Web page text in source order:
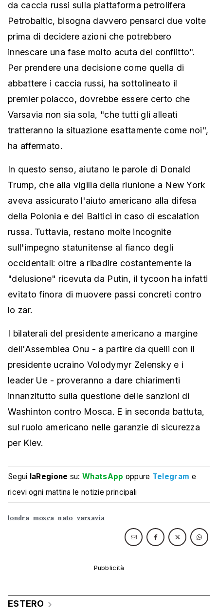
da caccia russi sulla piattaforma petrolifera
Petrobaltic, bisogna davvero pensarci due volte
prima di decidere azioni che potrebbero
innescare una fase molto acuta del conflitto".
Per prendere una decisione come quella di
abbattere i caccia russi, ha sottolineato il
premier polacco, dovrebbe essere certo che
Varsavia non sia sola, "che tutti gli alleati
tratteranno la situazione esattamente come noi",
ha affermato.
In questo senso, aiutano le parole di Donald
Trump, che alla vigilia della riunione a New York
aveva assicurato l'aiuto americano alla difesa
della Polonia e dei Baltici in caso di escalation
russa. Tuttavia, restano molte incognite
sull'impegno statunitense al fianco degli
occidentali: oltre a ribadire costantemente la
"delusione" ricevuta da Putin, il tycoon ha infatti
evitato finora di muovere passi concreti contro
lo zar.
I bilaterali del presidente americano a margine
dell'Assemblea Onu - a partire da quelli con il
presidente ucraino Volodymyr Zelensky e i
leader Ue - proveranno a dare chiarimenti
innanzitutto sulla questione delle sanzioni di
Washinton contro Mosca. E in seconda battuta,
sul ruolo americano nelle garanzie di sicurezza
per Kiev.
Segui laRegione su:WhatsApp oppure Telegram e
ricevi ogni mattina le notizie principali
londra mosca nato varsavia
ESTERO